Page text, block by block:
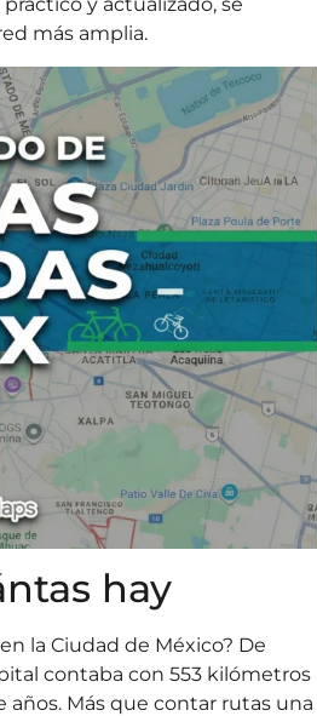
más amplia.
hay
la Ciudad de México? De
contaba con 553 kilómetros
Más que contar rutas una